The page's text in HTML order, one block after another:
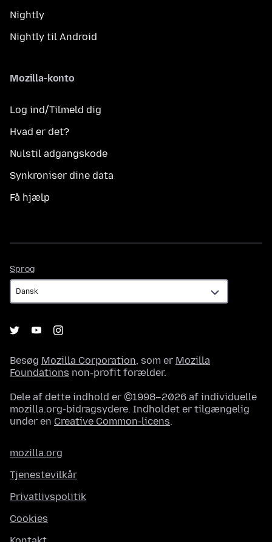
Nightly
Nightly til Android
Mozilla-konto
Log ind/Tilmeld dig
Hvad er det?
Nulstil adgangskode
Synkroniser dine data
Få hjælp
Sprog
Besøg Mozilla Corporation, som er Mozilla
Foundations non-profit forælder.
Dele af dette indhold er ©1998–2026 af individuelle
mozilla.org-bidragsydere. Indholdet er tilgængelig
under en Creative Common-licens.
mozilla.org
Tjenestevilkår
Privatlivspolitik
Cookies